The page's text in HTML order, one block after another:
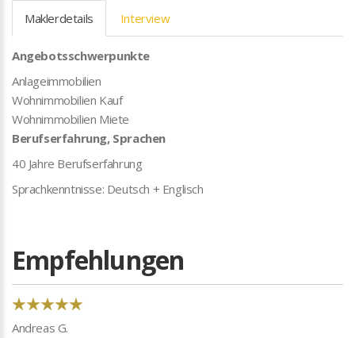
Maklerdetails Interview
Angebotsschwerpunkte
Anlageimmobilien
Wohnimmobilien Kauf
Wohnimmobilien Miete
Berufserfahrung, Sprachen
40 Jahre Berufserfahrung
Sprachkenntnisse: Deutsch + Englisch
Empfehlungen
Andreas G.